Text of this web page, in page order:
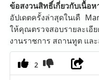
ข้อสงวนสิทธิ์เกี่ยวกับเนื้อห
อัปเดตครั้งล่าสุดในเดื
ให้คุณตรวจสอบรายละเอี
งานราชการ สถานทูต แล
2